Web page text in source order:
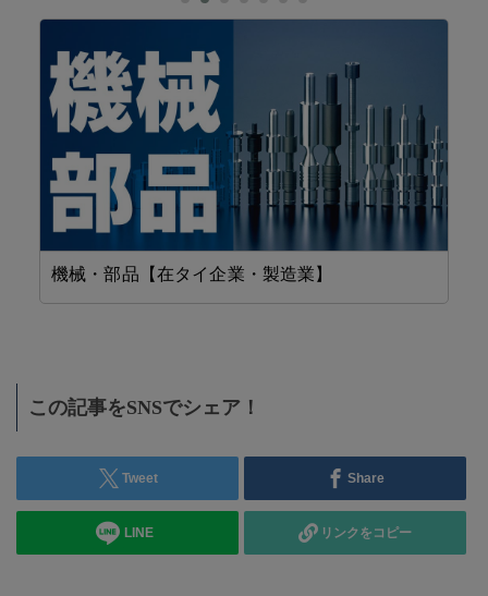
機械・部品【在タイ企業・製造業】
この記事をSNSでシェア！
Tweet Share
LINE リンクをコピー